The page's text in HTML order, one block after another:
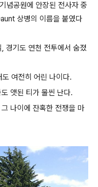
념공원에 안장된 전사자 중
상병의 이름을 붙였다
경기도 연천 전투에서 숨졌
여전히 어린 나이다.
앳된 티가 물씬 난다.
나이에 잔혹한 전쟁을 마